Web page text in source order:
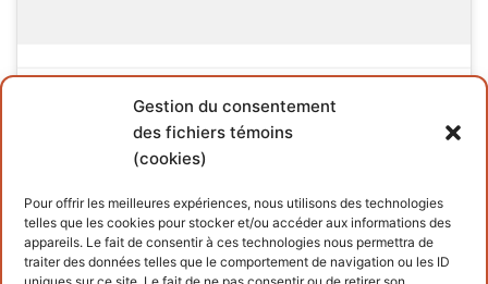
Gestion du consentement
des fichiers témoins
(cookies)
Pour offrir les meilleures expériences, nous utilisons des technologies
telles que les cookies pour stocker et/ou accéder aux informations des
appareils. Le fait de consentir à ces technologies nous permettra de
traiter des données telles que le comportement de navigation ou les ID
INFORMATIONS
Conditions générales
Politique de cookies